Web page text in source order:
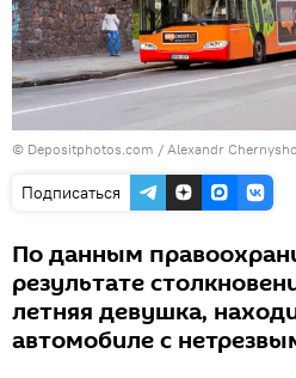
© Depositphotos.com / Alexandr
Подписаться
По данным
результате
летняя девушка,
автомобиле с